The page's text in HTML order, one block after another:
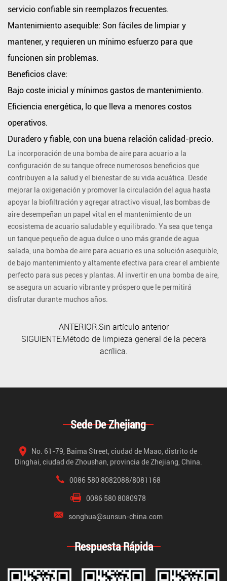
servicio confiable sin reemplazos frecuentes.
Mantenimiento asequible: Son fáciles de limpiar y
mantener, y requieren un mínimo esfuerzo para que
funcionen sin problemas.
Beneficios clave:
Bajo coste inicial y mínimos gastos de mantenimiento.
Eficiencia energética, lo que lleva a menores costos
operativos.
Duradero y fiable, con una buena relación calidad-precio.
La incorporación de una bomba de aire para acuario a la
configuración de su tanque ofrece numerosos beneficios que
contribuyen a la salud y el bienestar de su vida acuática. Desde
mejorar la oxigenación y promover la circulación del agua hasta
apoyar la biofiltración y agregar atractivo visual, las bombas de
aire desempeñan un papel vital en el mantenimiento de un
ecosistema de acuario saludable y equilibrado. Ya sea que tenga
un tanque pequeño de agua dulce o uno más grande de agua
salada, una bomba de aire para acuario es una solución asequible,
de bajo mantenimiento y altamente efectiva para crear el ambiente
perfecto para sus peces y plantas. Al invertir en una bomba de aire,
se asegura un acuario vibrante y próspero que le permitirá
disfrutar durante muchos años.
ANTERIOR:Sin artículo anterior
SIGUIENTE:Método de limpieza general de la pecera
acrílica.
Sede De Zhejiang
No. 61-79, Baima Street, ciudad de Maao, distrito de
Dinghai, ciudad de Zhoushan, provincia de Zhejiang, China.
0086 580 8082088/8081168
0086 580 8080978
songhua@sunsun-china.com
Respuesta Rápida